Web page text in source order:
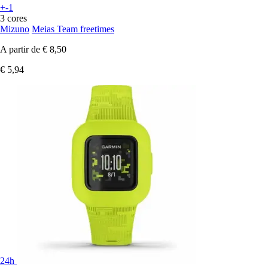
+-1
3 cores
Mizuno Meias Team freetimes
A partir de € 8,50
€ 5,94
24h